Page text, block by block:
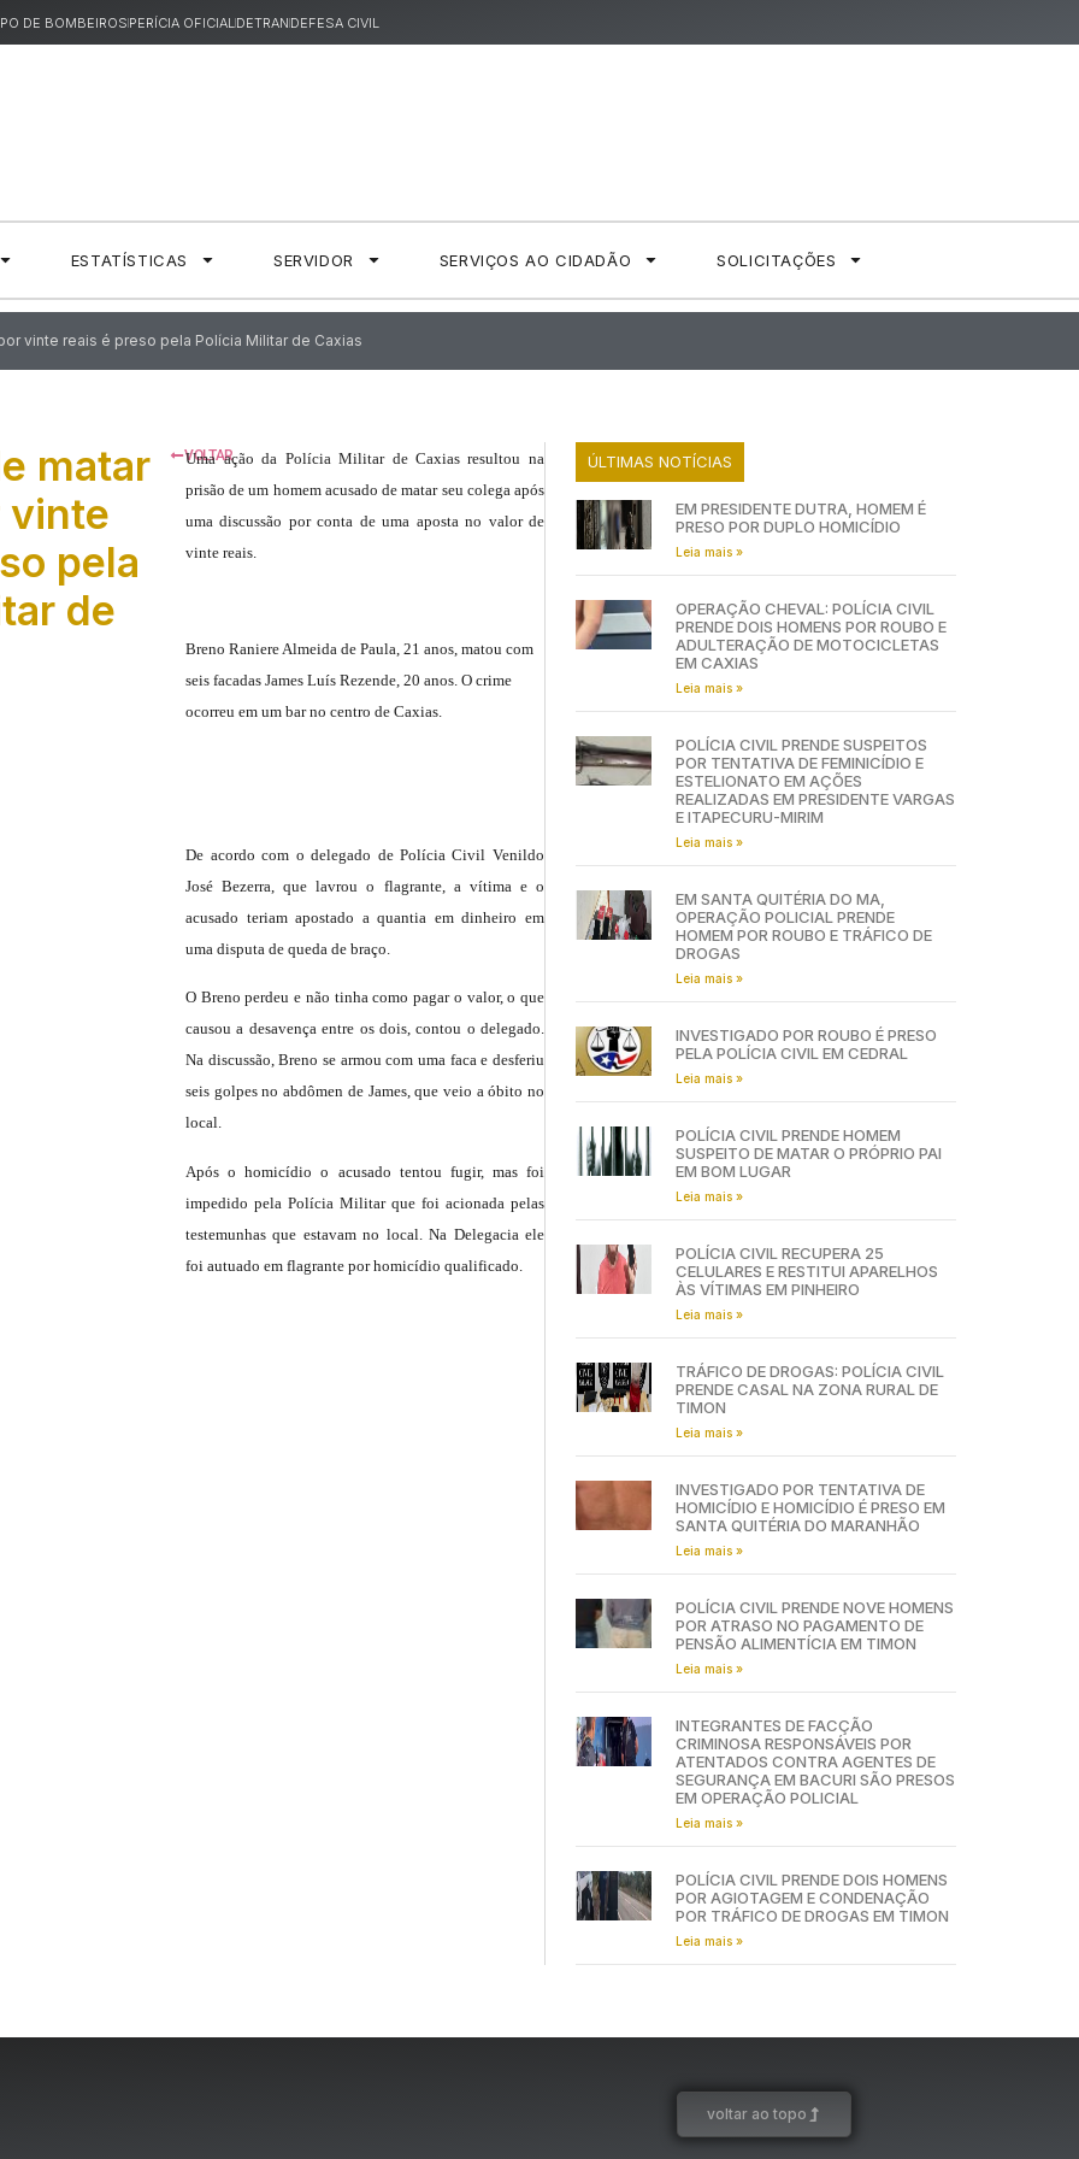
DE BOMBEIROSPERÍCIA OFICIALDETRANDEFESA CIVIL
ESTATÍSTICAS SERVIDOR SERVIÇOS AO CIDADÃO SOLICITAÇÕES
vinte reais é preso pela Polícia Militar de Caxias
matar
vinte
pela
de
VOLTAR
Uma ação da Polícia Militar de Caxias resultou na
prisão de um homem acusado de matar seu colega após
uma discussão por conta de uma aposta no valor de
vinte reais.
Breno Raniere Almeida de Paula, 21 anos, matou com
seis facadas James Luís Rezende, 20 anos. O crime
ocorreu em um bar no centro de Caxias.
De acordo com o delegado de Polícia Civil Venildo
José Bezerra, que lavrou o flagrante, a vítima e o
acusado teriam apostado a quantia em dinheiro em
uma disputa de queda de braço.
O Breno perdeu e não tinha como pagar o valor, o que
causou a desavença entre os dois, contou o delegado.
Na discussão, Breno se armou com uma faca e desferiu
seis golpes no abdômen de James, que veio a óbito no
local.
Após o homicídio o acusado tentou fugir, mas foi
impedido pela Polícia Militar que foi acionada pelas
testemunhas que estavam no local. Na Delegacia ele
foi autuado em flagrante por homicídio qualificado.
ÚLTIMAS NOTÍCIAS
EM PRESIDENTE DUTRA, HOMEM É
PRESO POR DUPLO HOMICÍDIO
Leia mais »
OPERAÇÃO CHEVAL: POLÍCIA CIVIL
PRENDE DOIS HOMENS POR ROUBO E
ADULTERAÇÃO DE MOTOCICLETAS
EM CAXIAS
Leia mais »
POLÍCIA CIVIL PRENDE SUSPEITOS
POR TENTATIVA DE FEMINICÍDIO E
ESTELIONATO EM AÇÕES
REALIZADAS EM PRESIDENTE VARGAS
E ITAPECURU-MIRIM
Leia mais »
EM SANTA QUITÉRIA DO MA,
OPERAÇÃO POLICIAL PRENDE
HOMEM POR ROUBO E TRÁFICO DE
DROGAS
Leia mais »
INVESTIGADO POR ROUBO É PRESO
PELA POLÍCIA CIVIL EM CEDRAL
Leia mais »
POLÍCIA CIVIL PRENDE HOMEM
SUSPEITO DE MATAR O PRÓPRIO PAI
EM BOM LUGAR
Leia mais »
POLÍCIA CIVIL RECUPERA 25
CELULARES E RESTITUI APARELHOS
ÀS VÍTIMAS EM PINHEIRO
Leia mais »
TRÁFICO DE DROGAS: POLÍCIA CIVIL
PRENDE CASAL NA ZONA RURAL DE
TIMON
Leia mais »
INVESTIGADO POR TENTATIVA DE
HOMICÍDIO E HOMICÍDIO É PRESO EM
SANTA QUITÉRIA DO MARANHÃO
Leia mais »
POLÍCIA CIVIL PRENDE NOVE HOMENS
POR ATRASO NO PAGAMENTO DE
PENSÃO ALIMENTÍCIA EM TIMON
Leia mais »
INTEGRANTES DE FACÇÃO
CRIMINOSA RESPONSÁVEIS POR
ATENTADOS CONTRA AGENTES DE
SEGURANÇA EM BACURI SÃO PRESOS
EM OPERAÇÃO POLICIAL
Leia mais »
POLÍCIA CIVIL PRENDE DOIS HOMENS
POR AGIOTAGEM E CONDENAÇÃO
POR TRÁFICO DE DROGAS EM TIMON
Leia mais »
voltar ao topo